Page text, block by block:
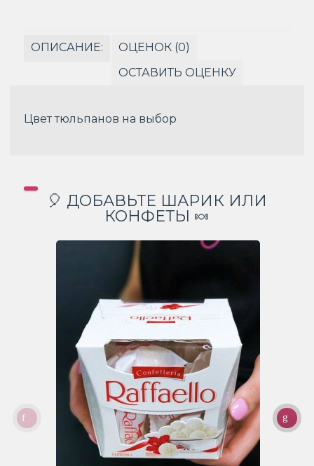
ОПИСАНИЕ:
ОЦЕНОК (0)
ОСТАВИТЬ ОЦЕНКУ
Цвет тюльпанов на выбор
🎈 ДОБАВЬТЕ ШАРИК ИЛИ
КОНФЕТЫ 🍬